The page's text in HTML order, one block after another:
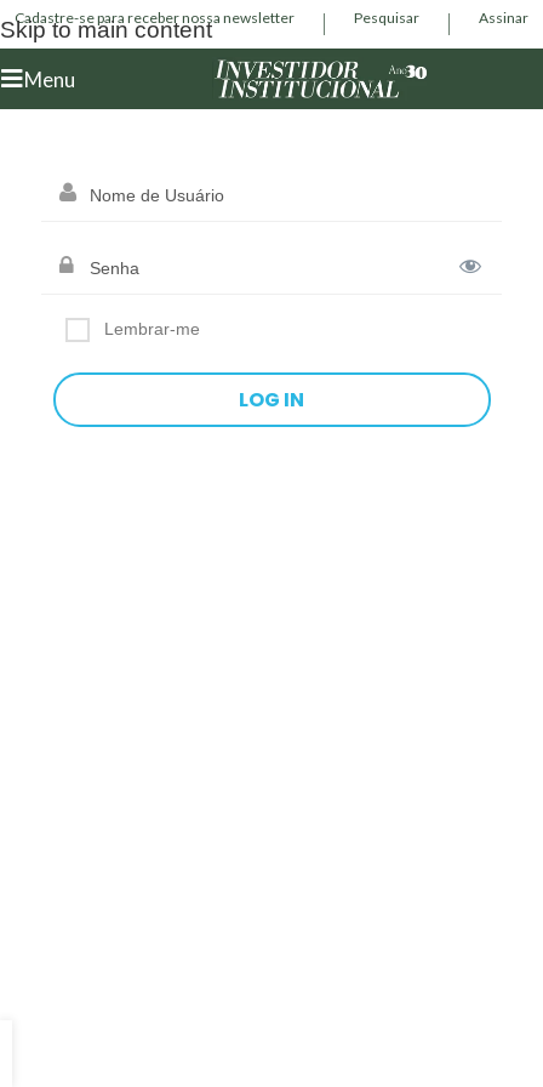
Skip to main content
Cadastre-se para receber nossa newsletter Pesquisar Assinar
Menu
Lembrar-me